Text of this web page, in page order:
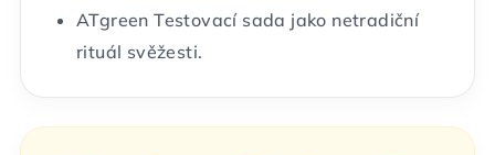
ATgreen Testovací sada jako netradiční
rituál svěžesti.